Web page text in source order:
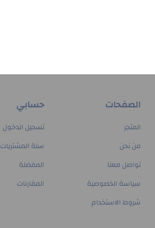
الصفحات
المتجر
من نحن
تواصل معنا
سياسة الخصوصية
شروط الاستخدام
حسابي
تسجيل الدخول
سلة المشتريات
المفضلة
المقارنات